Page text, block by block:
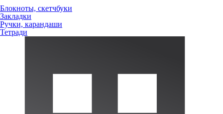
Блокноты, скетчбуки
Закладки
Ручки, карандаши
Тетради